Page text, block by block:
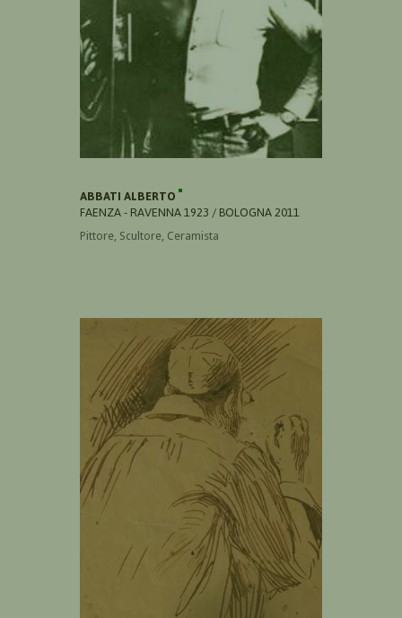
ABBATI ALBERTO
FAENZA - RAVENNA 1923 / BOLOGNA 2011
Pittore, Scultore, Ceramista